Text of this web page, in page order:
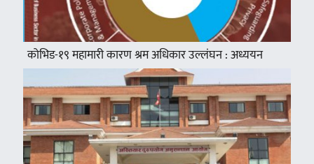
कोभिड-१९ महामारी कारण श्रम अधिकार उल्लंघन : अध्ययन